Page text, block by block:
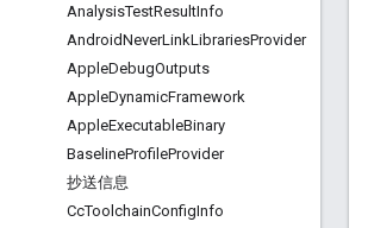
AnalysisTestResultInfo
AndroidNeverLinkLibrariesProvider
AppleDebugOutputs
AppleDynamicFramework
AppleExecutableBinary
BaselineProfileProvider
抄送信息
CcToolchainConfigInfo